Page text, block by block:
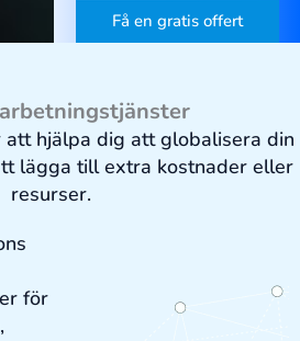
Få en gratis offert
hjälpa dig att globalisera din
lägga till extra kostnader eller
resurser.
för